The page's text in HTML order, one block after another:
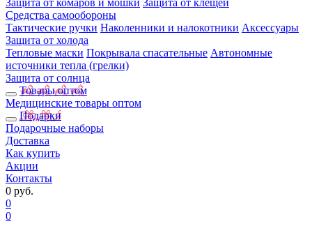
Защита от комаров и мошки Защита от клещей
Средства самообороны
Тактические ручки Наколенники и налокотники Аксессуары
Защита от холода
Тепловые маски Покрывала спасательные Автономные
источники тепла (грелки)
Защита от солнца
Товары оптом
Медицинские товары оптом
Подарки
Подарочные наборы
Доставка
Как купить
Акции
Контакты
0 руб.
0
0